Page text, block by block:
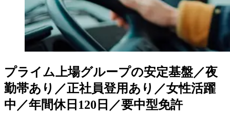
プライム上場グループの安定基盤／夜
勤帯あり／正社員登用あり／女性活躍
中／年間休日120日／要中型免許